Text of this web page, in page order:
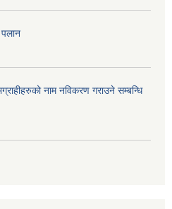
पलान
नाम नविकरण गराउने सम्बन्धि